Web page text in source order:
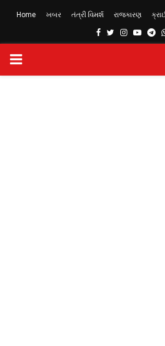
Home ખબર તંત્રી વિમર્શ રાજકારણ
Facebook
TwitterInstagram
PRIMARY